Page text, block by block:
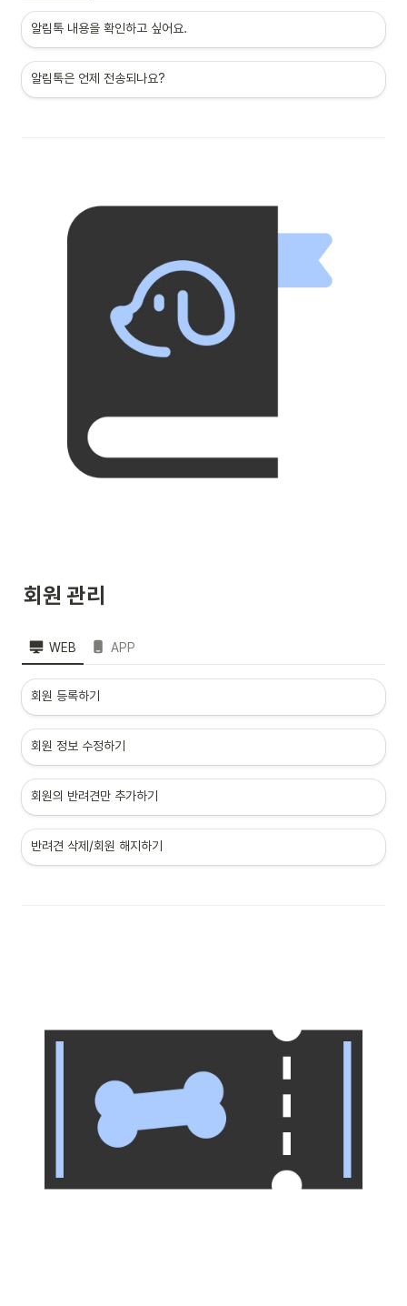
알림톡 내용을 확인하고 싶어요.
알림톡은 언제 전송되나요?
회원 관리
WEB APP
회원 등록하기
회원 정보 수정하기
회원의 반려견만 추가하기
반려견 삭제/회원 해지하기